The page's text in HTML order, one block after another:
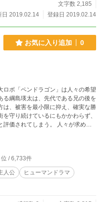
文字数 2,185
日 2019.02.14
登録日 2019.02.14
お気に入り追加 0
ボ「ペンドラゴン」は人々の希望
る綱島瑛太は、先代である兄の後を
、被害を最小限に抑え、確実な勝
守り続けているにもかかわらず、
しまう。 人々が求める
打ち倒す“象徴”としての姿だっ
瑛太は自分なりの正しさを信じて
の在り方は大きく揺らぐことにな
パイロットが選び取る答えとは―
位 / 6,733件
人公
ヒューマンドラマ